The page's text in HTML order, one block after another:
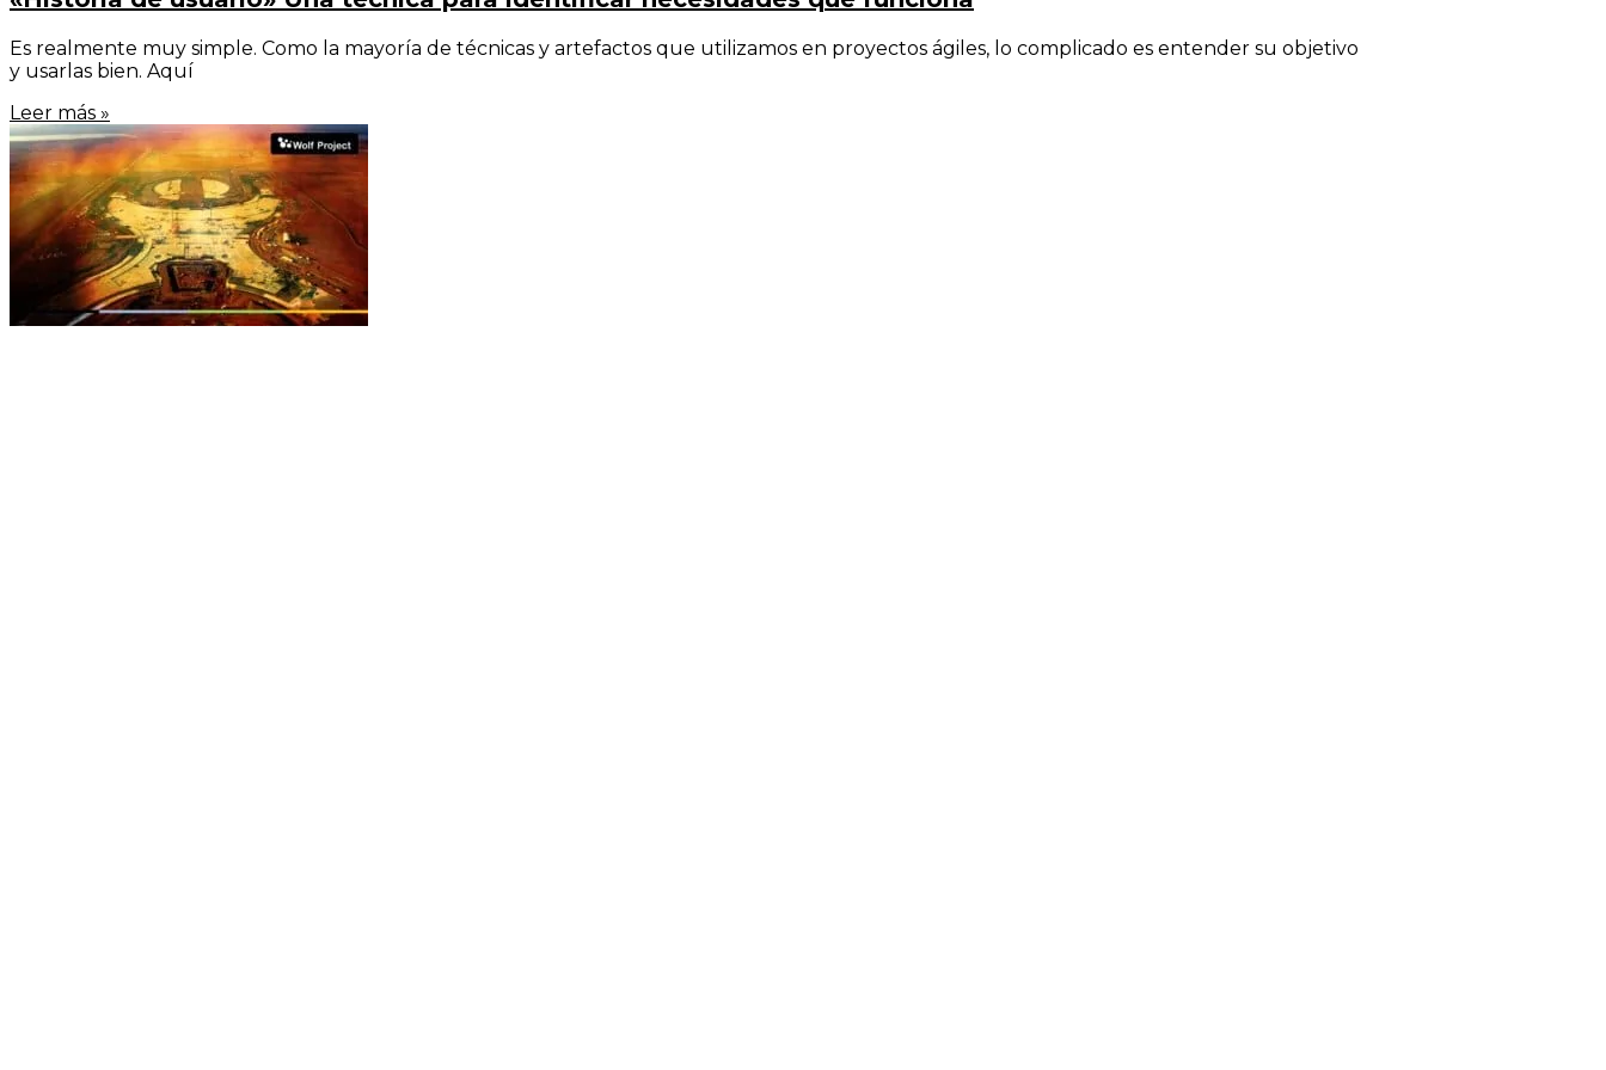
Es realmente muy simple. Como la mayoría de técnicas y artefactos que utilizamos en proyectos ágiles, lo complicado es entender su objetivo
y usarlas bien. Aquí
Leer más »